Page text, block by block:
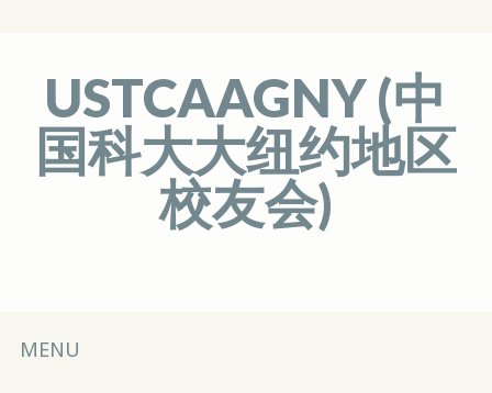
USTCAAGNY (中
国科大大纽约地区
校友会)
Main menu
Skip
MENU